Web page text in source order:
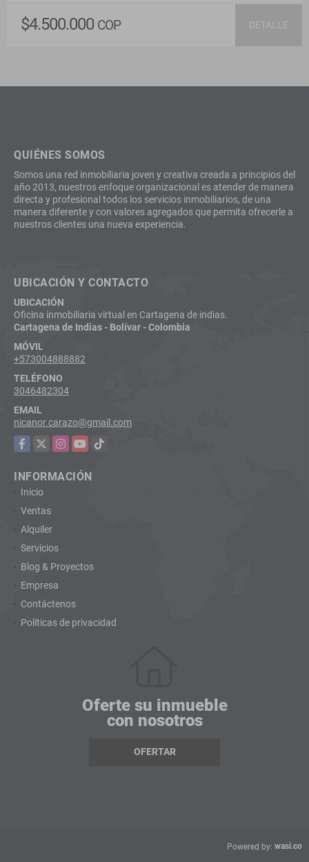
$4.500.000 COP DETALLE
QUIÉNES SOMOS
Somos una red inmobiliaria joven y creativa creada a principios del
año 2013, nuestros enfoque organizacional es atender de manera
directa y profesional todos los servicios inmobiliarios, de una
manera diferente y con valores agregados que permita ofrecerle a
nuestros clientes una nueva experiencia.
UBICACIÓN Y CONTACTO
UBICACIÓN
Oficina inmobiliaria virtual en Cartagena de indias.
Cartagena de Indias - Bolívar - Colombia
MÓVIL
+573004888882
TELÉFONO
3046482304
EMAIL
nicanor.carazo@gmail.com
Facebook
X Instagram
YouTubeTikTok
INFORMACIÓN
Inicio
Ventas
Alquiler
Servicios
Blog & Proyectos
Empresa
Contáctenos
Políticas de privacidad
Oferte su inmueble
con nosotros
OFERTAR
Powered by: wasi.co